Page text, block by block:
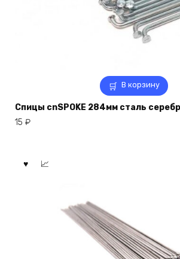
В корзину
Спицы cnSPOKE 284мм сталь
15 ₽